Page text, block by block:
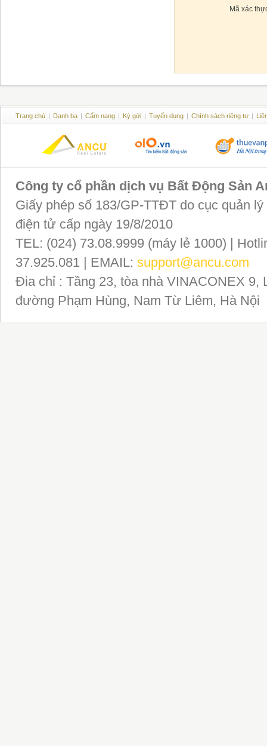
Mã xác
Trang chủ | Danh bạ | Cẩm nang | Ký gửi | Tuyển dụng | Chính sách riêng tư |
Công ty cổ phần dịch vụ Bất Động Sản
Giấy phép số 183/GP-TTĐT do cục quản
điện tử cấp ngày 19/8/2010
TEL: (024) 73.08.9999 (máy lẻ 1000) |
37.925.081 | EMAIL: support@ancu.com
Đia chỉ : Tầng 23, tòa nhà VINACONEX 9,
đường Phạm Hùng, Nam Từ Liêm, Hà Nội